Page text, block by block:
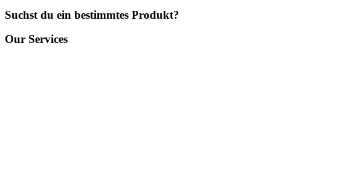
Suchst du ein bestimmtes Produkt?
Our Services